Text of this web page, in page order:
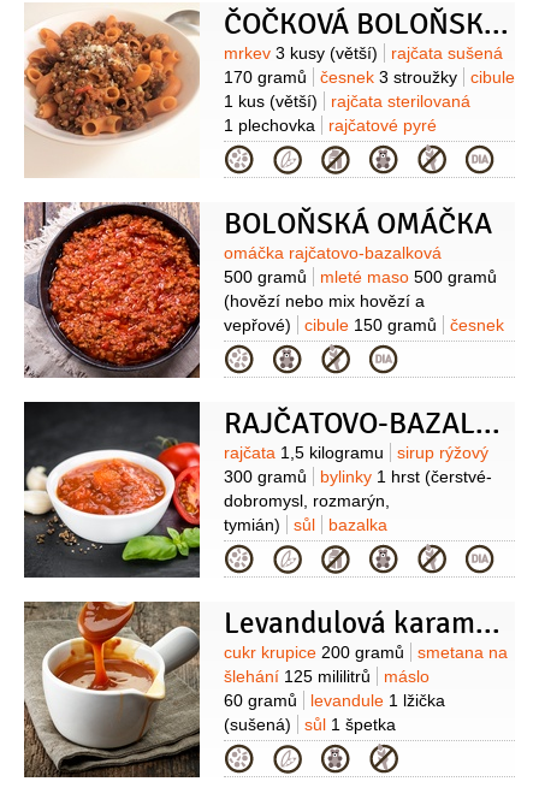
ČOČKOVÁ BOLOŇSKÁ OMÁČKA S TĚSTOVINAMI
Suroviny
mrkev 3 kusy (větší)
rajčata sušená
170 gramů
česnek 3 stroužky
cibule
1 kus (větší)
rajčata sterilovaná
1 plechovka
rajčatové pyré
1 plechovka
čočka zelená2,5 hrnku
(může být i hnědá nebo černá-
500 gramů (bezlepkové -např.
kukuřičné,žitné)
řasy mořské
(kousek)
Kategorie
BOLOŇSKÁ OMÁČKA
Suroviny
omáčka rajčatovo-bazalková
500 gramů
mleté maso 500 gramů
(hovězí nebo mix hovězí a
vepřové)
cibule 150 gramů
česnek
(3-4 stroužky)
olej olivový
3 lžíce
sirup rýžový2 lžíce
sůl
saturejka, oregani nebo
sušené)
smetana
(ovesná, lze
vynechat)
Kategorie
RAJČATOVO-BAZALKOVÁ OMÁČKA
Suroviny
rajčata 1,5 kilogramu
sirup rýžový
300 gramů
bylinky 1 hrst (čerstvé-
dobromysl, rozmarýn,
tymián)
sůl bazalka
Kategorie
Levandulová karamelová omáčka
Suroviny
cukr krupice 200 gramů
smetana na
šlehání 125 mililitrů
máslo
60 gramů
levandule 1 lžička
(sušená)
sůl 1 špetka
Kategorie